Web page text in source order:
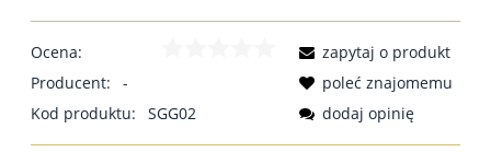
Ocena:
Producent:
-
Kod produktu:
SGG02
zapytaj o produkt
poleć znajomemu
dodaj opinię